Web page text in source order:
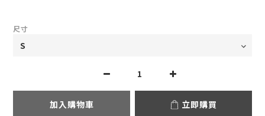
尺寸
加入購物車 立即購買